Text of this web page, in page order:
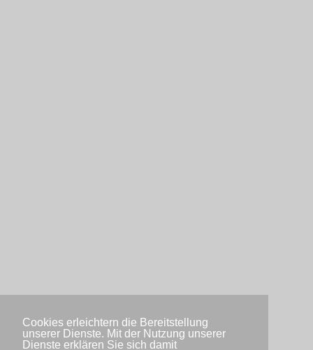
Cookies erleichtern die Bereitstellung
unserer Dienste. Mit der Nutzung unserer
Dienste erklären Sie sich damit